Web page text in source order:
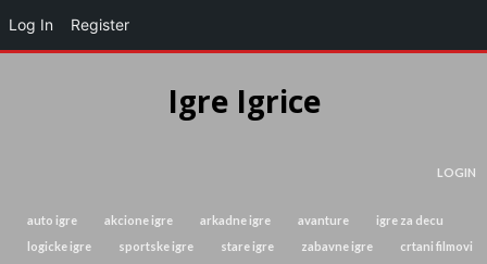
Igre Igrice
LOGIN
auto igre akcione igre arkadne igre avanture
igre za decu
logicke igre
sportske igre stare igre zabavne igre
crtani filmovi
Log In Register